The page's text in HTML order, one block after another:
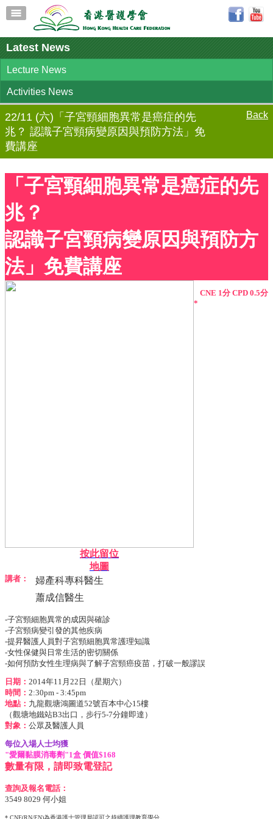
Latest News
Lecture News
Activities News
22/11 (六)「子宮頸細胞異常是癌症的先
兆？ 認識子宮頸病變原因與預防方法」免
費講座
Back
「子宮頸細胞異常是癌症的先
兆？
認識子宮頸病變原因與預防方
法」免費講座
按此留位
地圖
CNE 1分 CPD 0.5分
*
講者： 婦產科專科醫生
蕭成信醫生
-子宮頸細胞異常的成因與確診
-子宮頸病變引發的其他疾病
-提昇醫護人員對子宮頸細胞異常護理知識
-女性保健與日常生活的密切關係
-如何預防女性生理病與了解子宮頸癌疫苗，打破一般謬誤
日期： 2014年11月22日（星期六）
時間： 2:30pm - 3:45pm
地點： 九龍觀塘鴻圖道52號百本中心15樓
（觀塘地鐵站B3出口，步行5-7分鐘即達）
對象： 公眾及醫護人員
每位入場人士均獲
"愛爾黏膜消毒劑"1盒 價值$168
數量有限，請即致電登記
查詢及報名電話：
3549 8029 何小姐
* CNE(RN/EN)為香港護士管理局認可之持續護理教育學分。